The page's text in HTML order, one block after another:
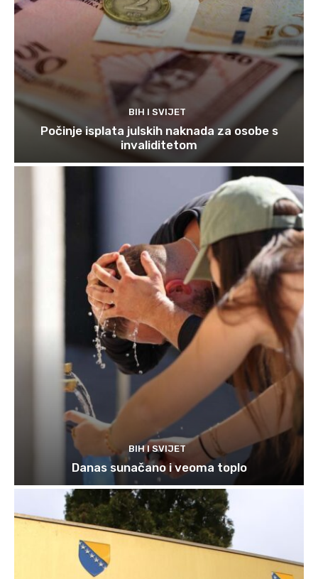
BIH I SVIJET
Počinje isplata julskih naknada za osobe s
invaliditetom
BIH I SVIJET
Danas sunačano i veoma toplo